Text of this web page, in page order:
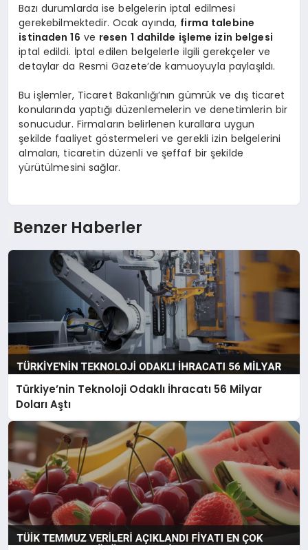
Bazı durumlarda ise belgelerin iptal edilmesi
gerekebilmektedir. Ocak ayında, firma talebine
istinaden 16 ve resen 1 dahilde işleme izin belgesi
iptal edildi. İptal edilen belgelerle ilgili gerekçeler ve
detaylar da Resmi Gazete’de kamuoyuyla paylaşıldı.
Bu işlemler, Ticaret Bakanlığı’nın gümrük ve dış ticaret
konularında yaptığı düzenlemelerin ve denetimlerin bir
sonucudur. Firmaların belirlenen kurallara uygun
şekilde faaliyet göstermeleri ve gerekli izin belgelerini
almaları, ticaretin düzenli ve şeffaf bir şekilde
yürütülmesini sağlar.
Benzer Haberler
Türkiye’nin Teknoloji Odaklı İhracatı 56 Milyar
Doları Aştı